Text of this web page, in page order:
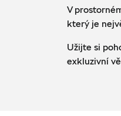
V
který je
Užijte si
exkluzivní